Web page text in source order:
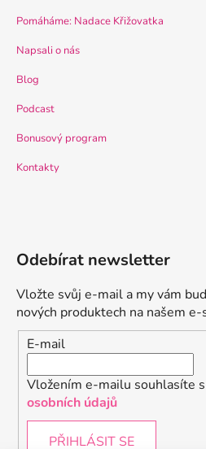
Pomáháme: Nadace Křižovatka
Napsali o nás
Blog
Podcast
Bonusový program
Kontakty
Odebírat newsletter
Vložte svůj e-mail a my vám
nových produktech na našem e-
E-mail
Vložením e-mailu souhlasíte s
osobních údajů
PŘIHLÁSIT SE